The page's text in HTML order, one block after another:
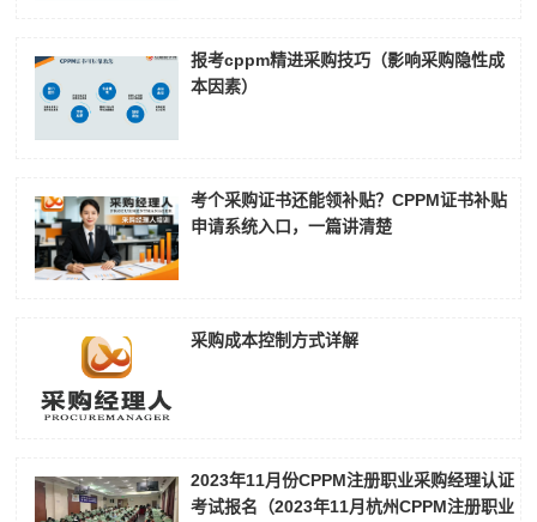
报考cppm精进采购技巧（影响采购隐性成
本因素）
考个采购证书还能领补贴？CPPM证书补贴
申请系统入口，一篇讲清楚
采购成本控制方式详解
2023年11月份CPPM注册职业采购经理认证
考试报名（2023年11月杭州CPPM注册职业